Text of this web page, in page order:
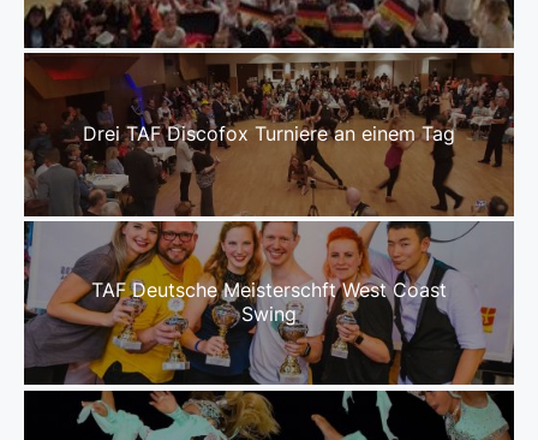
Drei TAF Discofox Turniere an einem Tag
TAF Deutsche Meisterschft West Coast
Swing